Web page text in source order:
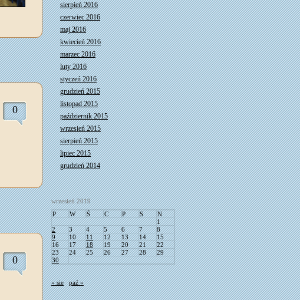
0
0
sierpień 2016
czerwiec 2016
maj 2016
kwiecień 2016
marzec 2016
luty 2016
styczeń 2016
grudzień 2015
listopad 2015
październik 2015
wrzesień 2015
sierpień 2015
lipiec 2015
grudzień 2014
wrzesień 2019
P
W Ś C P S
N
1
2
3 4 5 6 7
8
9
10 11 12 13 14
15
16
17 18 19 20 21
22
23
24 25 26 27 28
29
30
« sie paź »